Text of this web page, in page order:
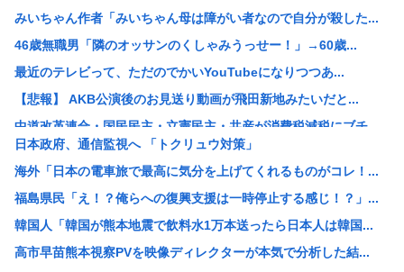
みいちゃん作者「みいちゃん母は障がい者なので自分が殺した...
46歳無職男「隣のオッサンのくしゃみうっせー！」→60歳...
最近のテレビって、ただのでかいYouTubeになりつつあ...
【悲報】 AKB公演後のお見送り動画が飛田新地みたいだと...
中道改革連合・国民民主・立憲民主・共産が消費税減税にブチ...
中国「アメリカさぁ、調子乗ってるからお前らが頼ってる軍用...
韓国人の対日好感度が過去最高に、「ノージャパン」は終わっ...
【画像】元ジャンポケ・斉藤慎二被告の妻・瀬戸サオリがイン...
スペースX、株価大暴落
柳葉敏郎の代表作、「踊る大捜査線しかない」
日本政府、通信監視へ 「トクリュウ対策」
海外「日本の電車旅で最高に気分を上げてくれるものがコレ！...
福島県民「え！？俺らへの復興支援は一時停止する感じ！？」...
韓国人「韓国が熊本地震で飲料水1万本送ったら日本人は韓国...
高市早苗熊本視察PVを映像ディレクターが本気で分析した結...